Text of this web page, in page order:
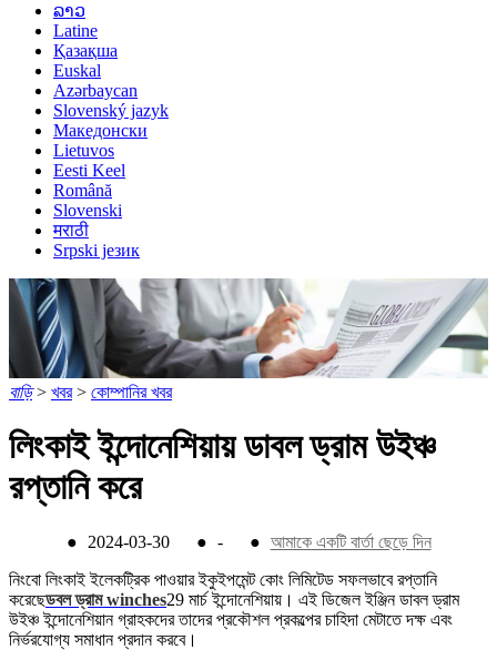
ລາວ
Latine
Қазақша
Euskal
Azərbaycan
Slovenský jazyk
Македонски
Lietuvos
Eesti Keel
Română
Slovenski
मराठी
Srpski језик
বাড়ি > খবর> কোম্পানির খবর
লিংকাই ইন্দোনেশিয়ায় ডাবল ড্রাম উইঞ্চ
রপ্তানি করে
● 2024-03-30 ● - ● আমাকে একটি বার্তা ছেড়ে দিন
নিংবো লিংকাই ইলেকট্রিক পাওয়ার ইকুইপমেন্ট কোং লিমিটেড সফলভাবে রপ্তানি
করেছেডবল ড্রাম winches29 মার্চ ইন্দোনেশিয়ায়। এই ডিজেল ইঞ্জিন ডাবল ড্রাম
উইঞ্চ ইন্দোনেশিয়ান গ্রাহকদের তাদের প্রকৌশল প্রকল্পের চাহিদা মেটাতে দক্ষ এবং
নির্ভরযোগ্য সমাধান প্রদান করবে।